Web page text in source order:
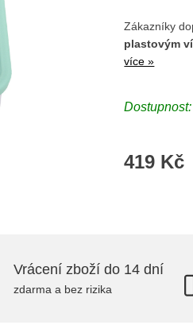
Zákazníky
plastovým
více »
419 Kč
Vrácení zboží do 14 dní
zdarma a bez rizika